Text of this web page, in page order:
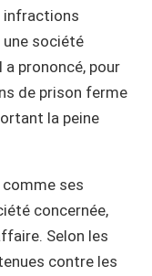
infractions
une société
a prononcé, pour
de prison ferme
la peine
comme ses
concernée,
Selon les
contre les